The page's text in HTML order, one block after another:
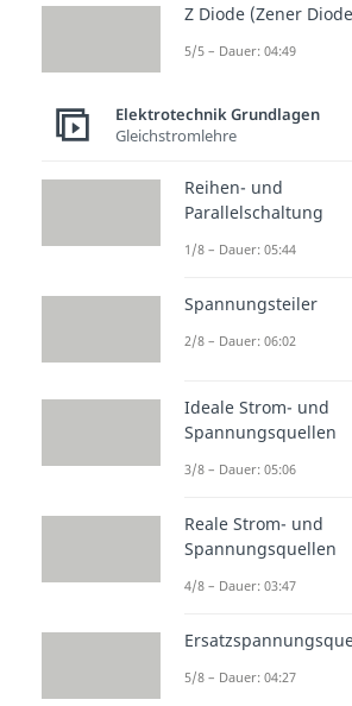
Z Diode (Zener
5/5 – Dauer: 04:49
Elektrotechnik Grundlagen
Gleichstromlehre
Reihen- und
Parallelschaltung
1/8 – Dauer: 05:44
Spannungsteiler
2/8 – Dauer: 06:02
Ideale Strom- und
Spannungsquellen
3/8 – Dauer: 05:06
Reale Strom- und
Spannungsquellen
4/8 – Dauer: 03:47
5/8 – Dauer: 04:27